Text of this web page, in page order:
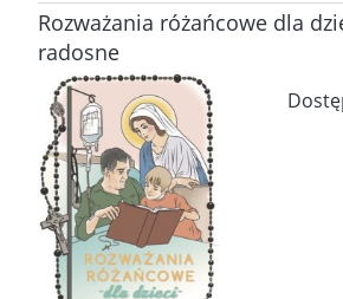
Rozważania różańcowe dla
radosne